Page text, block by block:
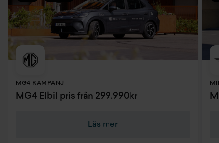
MG4 KAMPANJ
MG4 Elbil pris från 299.990kr
Läs mer